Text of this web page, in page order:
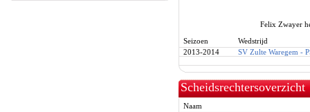
Felix Zwayer
Seizoen
Wedstrijd
2013-2014
SV Zulte Waregem -
Scheidsrechtersoverzicht
Naam